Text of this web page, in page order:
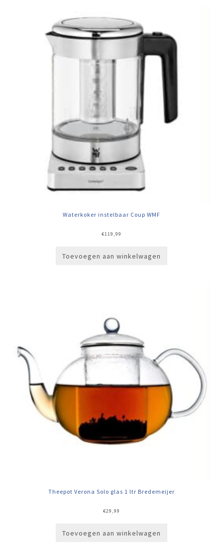
Waterkoker instelbaar Coup WMF
€119,99
Toevoegen aan winkelwagen
Theepot Verona Solo glas 1 ltr Bredemeijer
€29,99
Toevoegen aan winkelwagen